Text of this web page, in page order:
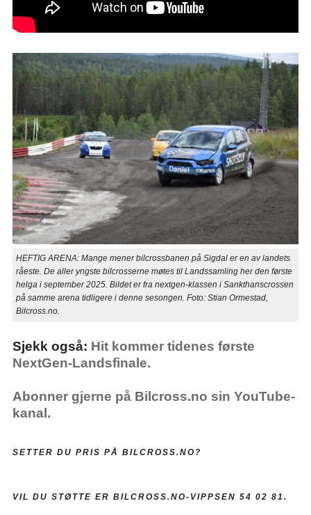
HEFTIG ARENA: Mange mener bilcrossbanen på Sigdal er en av landets
råeste. De aller yngste bilcrosserne møtes til Landssamling her den første
helga i september 2025. Bildet er fra nextgen-klassen i Sankthanscrossen
på samme arena tidligere i denne sesongen. Foto: Stian Ormestad,
Bilcross.no.
Sjekk også: Hit kommer tidenes første
NextGen-Landsfinale.
Abonner gjerne på Bilcross.no sin YouTube-
kanal.
SETTER DU PRIS PÅ BILCROSS.NO?
VIL DU STØTTE ER BILCROSS.NO-VIPPSEN 54 02 81.